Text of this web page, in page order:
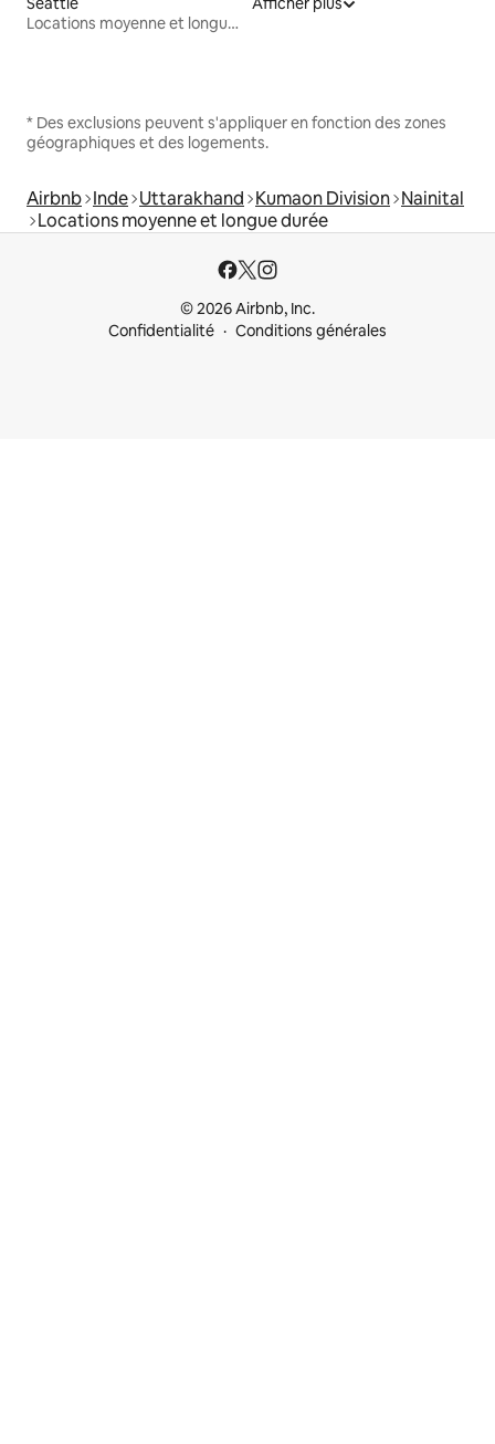
Locations moyenne et longue durée
* Des exclusions peuvent s'appliquer en fonction des zones
géographiques et des logements.
Airbnb Inde Uttarakhand Kumaon Division Nainital
Locations moyenne et longue durée
© 2026 Airbnb, Inc.
Confidentialité
Conditions générales